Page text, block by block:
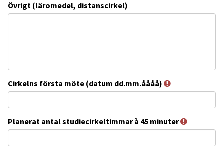
Övrigt (läromedel, distanscirkel)
Cirkelns första möte (datum dd.mm.åååå)
Planerat antal studiecirkeltimmar à 45 minuter